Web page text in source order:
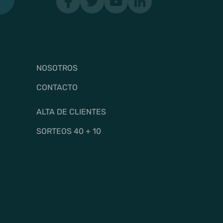
NOSOTROS
CONTACTO
ALTA DE CLIENTES
SORTEOS 40 + 10